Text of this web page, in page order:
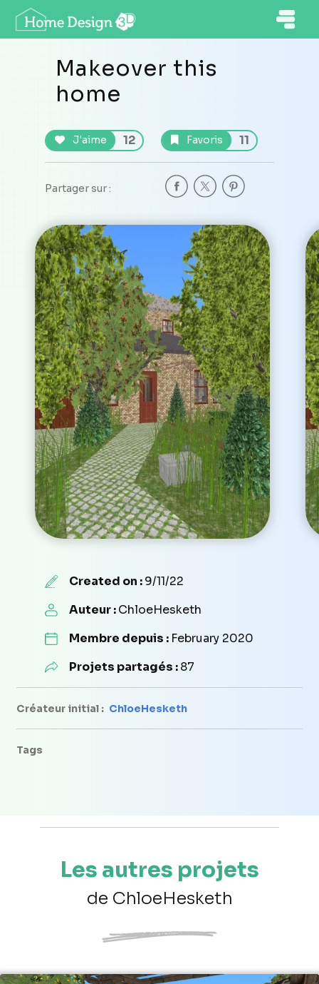
Makeover this
home
J'aime 12 Favoris 11
Partager sur :
Created on :9/11/22
Auteur :ChloeHesketh
Membre depuis : February 2020
Projets partagés :87
Créateur initial : ChloeHesketh
Tags
Les autres projets
de ChloeHesketh